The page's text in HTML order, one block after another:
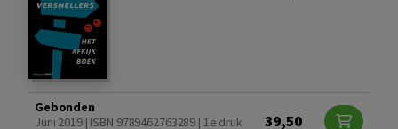
Gebonden
Juni 2019 | ISBN 9789462763289 | 1e druk
39,50